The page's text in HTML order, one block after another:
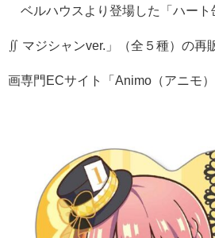
ベルハウスより登場した「ハート
∬ マジシャンver.」（全５種）の
画専門ECサイト「Animo（アニモ